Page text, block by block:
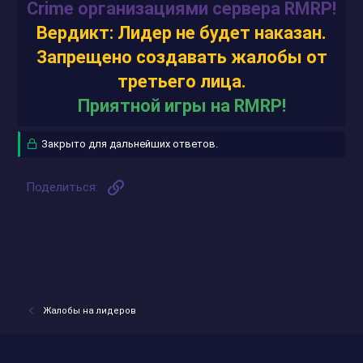
Crime организациями сервера RMRP!
Вердикт: Лидер не будет наказан.
Запрещено создавать жалобы от
третьего лица.
Приятной игры на RMRP!
Закрыто для дальнейших ответов.
Поделиться:
Жалобы на лидеров